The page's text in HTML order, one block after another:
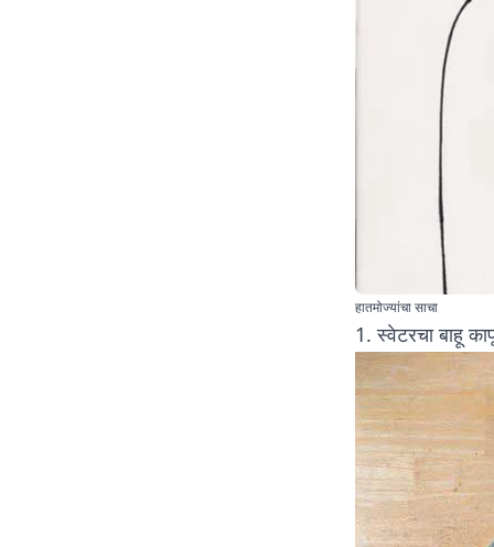
हातमोज्यांचा साचा
1. स्वेटरचा बाहू